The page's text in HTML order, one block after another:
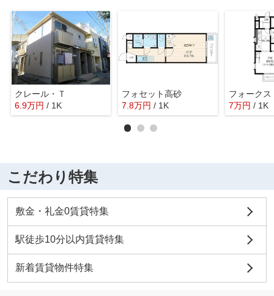
クレール・Ｔ
6.9万円 / 1K
フォセット高砂
7.8万円 / 1K
フォーク
7万円 / 1K
こだわり特集
敷金・礼金0賃貸特集
駅徒歩10分以内賃貸特集
新着賃貸物件特集